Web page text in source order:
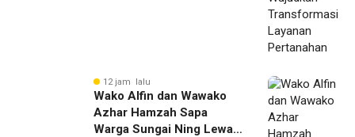
12 jam lalu
Wako Alfin dan Wawako
Azhar Hamzah Sapa
Warga Sungai Ning Lewat